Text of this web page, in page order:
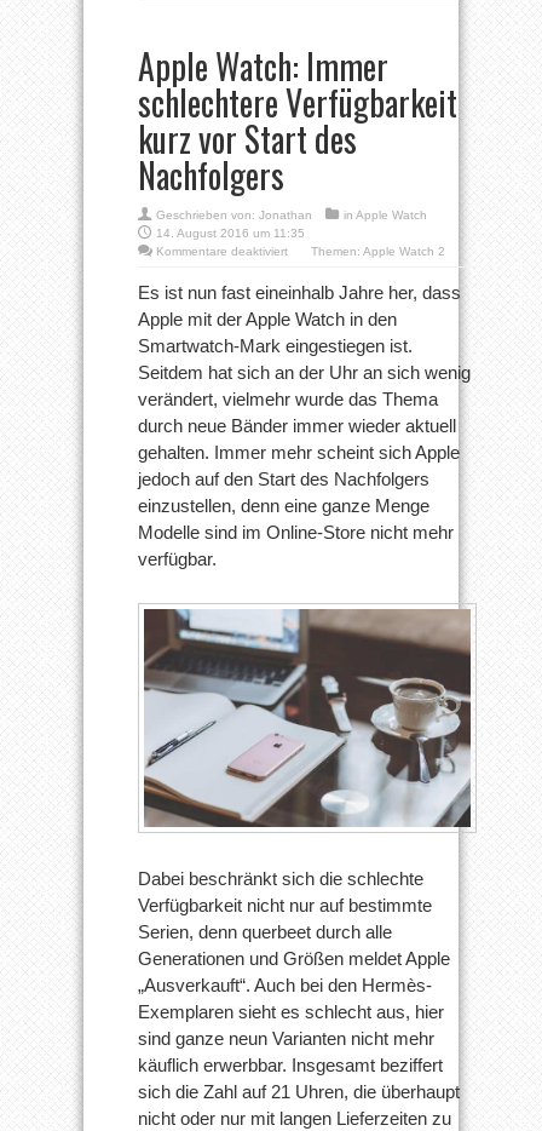
Apple Watch: Immer
schlechtere Verfügbarkeit
kurz vor Start des
Nachfolgers
Geschrieben von: Jonathan in Apple Watch
14. August 2016 um 11:35
Kommentare deaktiviertfür
Watch:
Immer
schlechtere
kurz
vor
des
Nachfolgers
Themen: Apple Watch 2
Es ist nun fast eineinhalb Jahre her, dass
Apple mit der Apple Watch in den
Smartwatch-Mark eingestiegen ist.
Seitdem hat sich an der Uhr an sich wenig
verändert, vielmehr wurde das Thema
durch neue Bänder immer wieder aktuell
gehalten. Immer mehr scheint sich Apple
jedoch auf den Start des Nachfolgers
einzustellen, denn eine ganze Menge
Modelle sind im Online-Store nicht mehr
verfügbar.
Dabei beschränkt sich die schlechte
Verfügbarkeit nicht nur auf bestimmte
Serien, denn querbeet durch alle
Generationen und Größen meldet Apple
„Ausverkauft“. Auch bei den Hermès-
Exemplaren sieht es schlecht aus, hier
sind ganze neun Varianten nicht mehr
käuflich erwerbbar. Insgesamt beziffert
sich die Zahl auf 21 Uhren, die überhaupt
nicht oder nur mit langen Lieferzeiten zu